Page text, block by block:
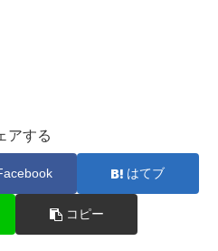
アする
はてブ
コピー